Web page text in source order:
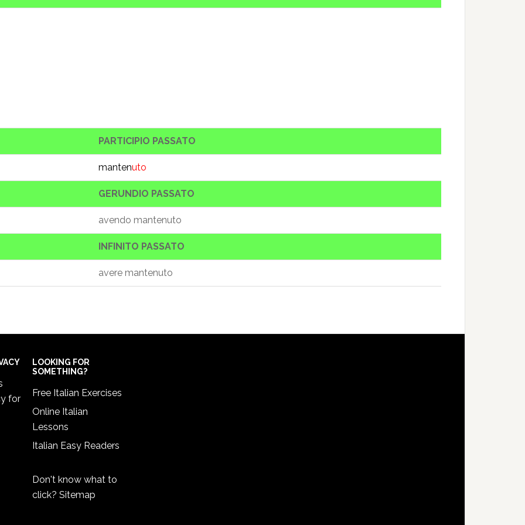
PARTICIPIO PASSATO
mantenuto
GERUNDIO PASSATO
avendo mantenuto
INFINITO PASSATO
avere mantenuto
for
LOOKING FOR
SOMETHING?
Free Italian Exercises
Online Italian
Lessons
Italian Easy Readers
Don't know what to
click? Sitemap